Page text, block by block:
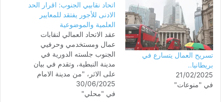
تسريح العمال يتسارع في
بريطانيا..
21/02/2025
في "منوعات"
اتحاد نقابيي الجنوب: اقرار الحد
الادنى للأجور يفتقد للمعايير
العلمية والموضوعية
عقد الاتحاد العمالي لنقابات
عمال ومستخدمي وحرفيي
الجنوب جلسته الدورية في
مدينة النبطية، وتقدم في بيان
على الاثر، "من مدينة الامام
الحسين، عاصمة جبل عامل
مدينة المقاومة والصمود،
30/06/2025
في "محلي"